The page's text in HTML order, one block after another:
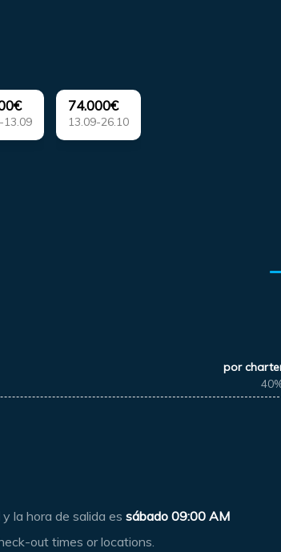
13.09
74.000€
13.09-26.10
por
y la hora de salida es sábado 09:00 AM
out times or locations.